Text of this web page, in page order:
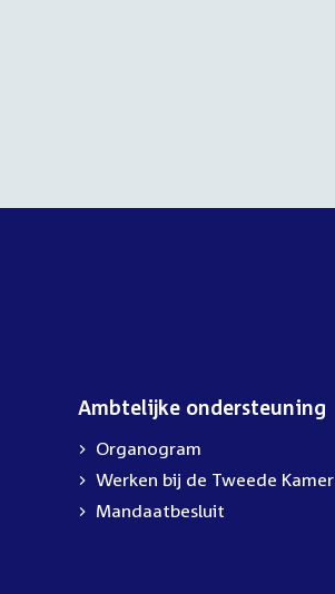
Ambtelijke ondersteuning
Organogram
External
link:
Werken bij de Tweede Kamer
Mandaatbesluit